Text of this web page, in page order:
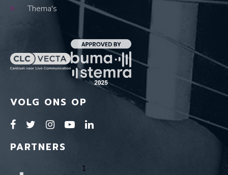
Thema's
VOLG ONS OP
PARTNERS
1